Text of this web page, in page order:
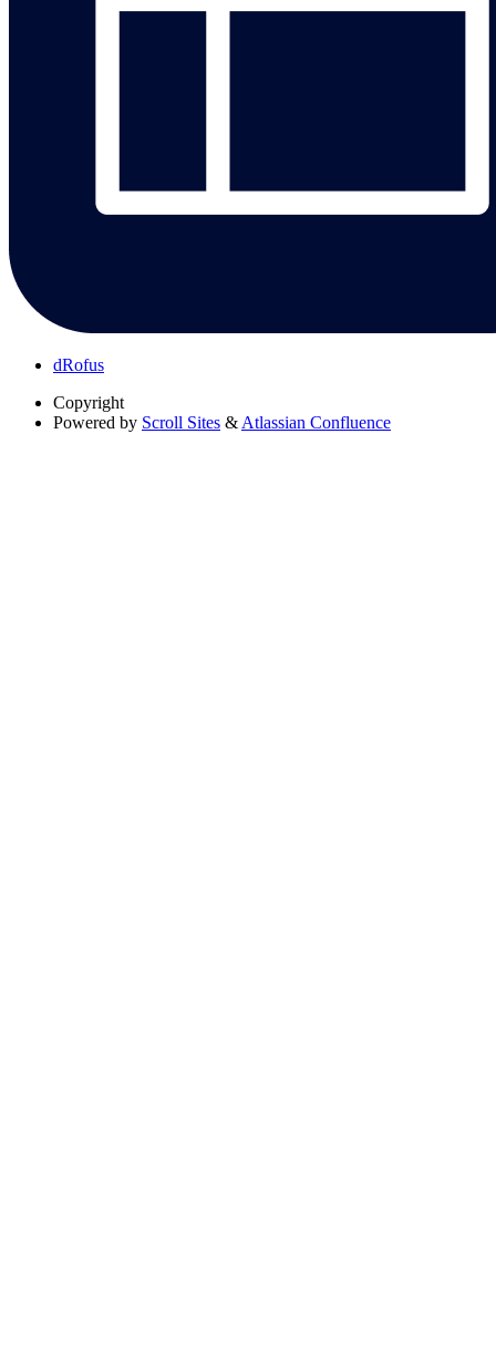
dRofus
Copyright
Powered by Scroll Sites & Atlassian Confluence